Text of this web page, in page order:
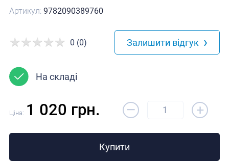
Артикул: 9782090389760
На складі
0 (0) Залишити відгук ›
Ціна: 1 020 грн. – +
Купити